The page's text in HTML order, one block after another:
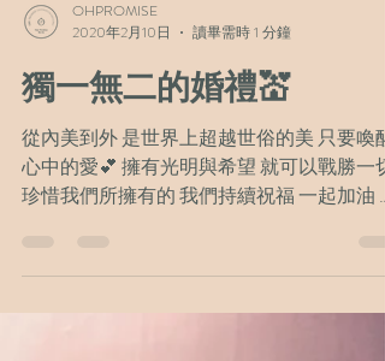
OHPROMISE
2020年2月10日
讀畢需時 1 分鐘
獨一無二的婚禮💒
從內美到外 是世界上超越世俗的美 只要喚醒
心中的愛💕 擁有光明與希望 就可以戰勝一切
珍惜我們所擁有的 我們持續祝福 一起加油 共
2020新的一年 一起迎接更美好、更興旺的未